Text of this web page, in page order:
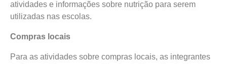
atividades e informações sobre nutrição para serem
utilizadas nas escolas.
Compras locais
Para as atividades sobre compras locais, as integrantes